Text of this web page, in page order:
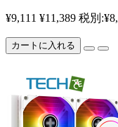
¥9,111 ¥11,389 税別
カートに入れる